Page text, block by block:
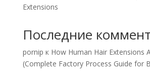
Extensions
Последние
pornip к How Human Hair Extensions
(Complete Factory Process Guide for